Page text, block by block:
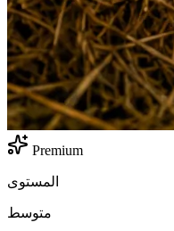
Premium
المستوى
متوسط